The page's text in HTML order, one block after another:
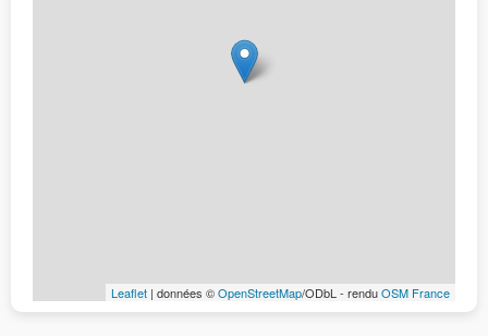
Leaflet | données ©OpenStreetMap/ODbL - renduOSM France